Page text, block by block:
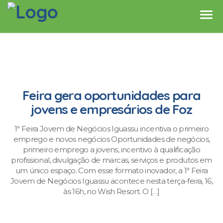
Feira gera oportunidades para
jovens e empresários de Foz
1ª Feira Jovem de Negócios Iguassu incentiva o primeiro
emprego e novos negócios Oportunidades de negócios,
primeiro emprego a jovens, incentivo à qualificação
profissional, divulgação de marcas, serviços e produtos em
um único espaço. Com esse formato inovador, a 1ª Feira
Jovem de Negócios Iguassu acontece nesta terça-feira, 16,
às 16h, no Wish Resort. O […]